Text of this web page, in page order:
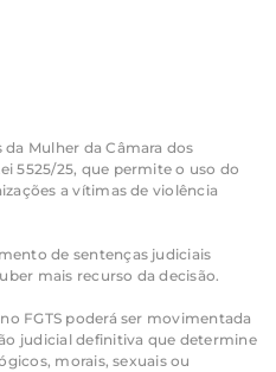
Mulher da Câmara dos
5525/25, que permite o uso do
a vítimas de violência
de sentenças judiciais
mais recurso da decisão.
FGTS poderá ser movimentada
judicial definitiva que determine
morais, sexuais ou